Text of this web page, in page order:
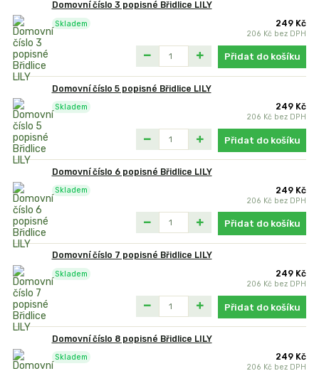
Domovní číslo 3 popisné Břidlice LILY
249 Kč
206 Kč bez DPH
Skladem
Přidat do košíku
Domovní číslo 5 popisné Břidlice LILY
249 Kč
206 Kč bez DPH
Skladem
Přidat do košíku
Domovní číslo 6 popisné Břidlice LILY
249 Kč
206 Kč bez DPH
Skladem
Přidat do košíku
Domovní číslo 7 popisné Břidlice LILY
249 Kč
206 Kč bez DPH
Skladem
Přidat do košíku
Domovní číslo 8 popisné Břidlice LILY
249 Kč
206 Kč bez DPH
Skladem